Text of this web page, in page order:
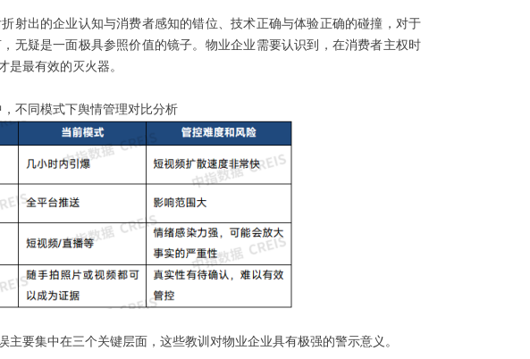
射出的企业认知与消费者感知的错位、技术正确与体验正确的碰撞，对于
无疑是一面极具参照价值的镜子。物业企业需要认识到，在消费者主权时
是最有效的灭火器。
不同模式下舆情管理对比分析
要集中在三个关键层面，这些教训对物业企业具有极强的警示意义。